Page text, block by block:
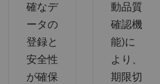
確なデ
ータの
登録と
安全性
が確保
動品質
確認機
能)に
より、
期限切